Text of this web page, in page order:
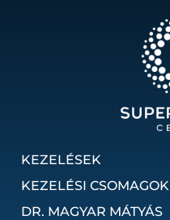
KEZELÉSEK
KEZELÉSI CSOMAGOK
DR. MAGYAR MÁTYÁS